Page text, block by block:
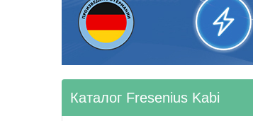
Каталог Fresenius Kabi